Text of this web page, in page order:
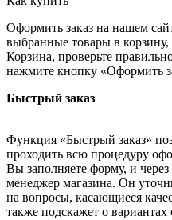
Оформить заказ на нашем
выбранные товары в корзину,
Корзина, проверьте
нажмите кнопку «Оформить
Быстрый заказ
Функция «Быстрый заказ»
проходить всю процедуру
Вы заполняете форму, и
менеджер магазина. Он
на вопросы, касающиеся
также подскажет о